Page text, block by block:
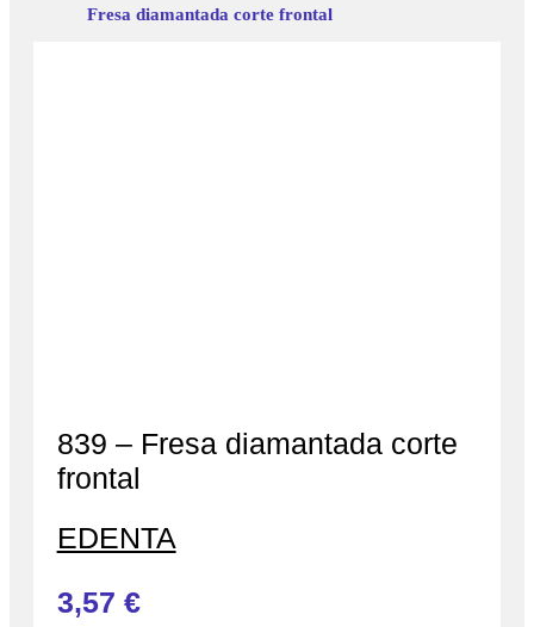
Fresa diamantada corte frontal
839 – Fresa diamantada corte
frontal
EDENTA
3,57 €